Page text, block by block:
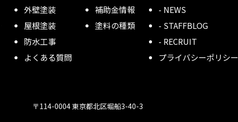
外壁塗装
屋根塗装
防水工事
よくある質問
補助金情報
塗料の種類
- NEWS
- STAFFBLOG
- RECRUIT
プライバシーポリシー
〒114-0004 東京都北区堀船3-40-3